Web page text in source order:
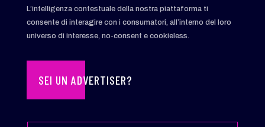
L’intelligenza contestuale della nostra piattaforma ti
consente di interagire con i consumatori, all’interno del loro
universo di interesse, no-consent e cookieless.
SEI UN ADVERTISER?